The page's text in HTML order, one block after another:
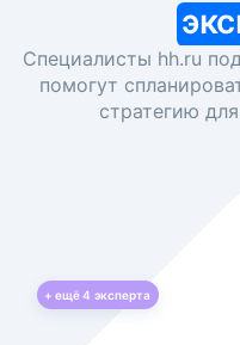
Специалисты hh.ru
помогут
стратегию
+ ещё4 эксперта